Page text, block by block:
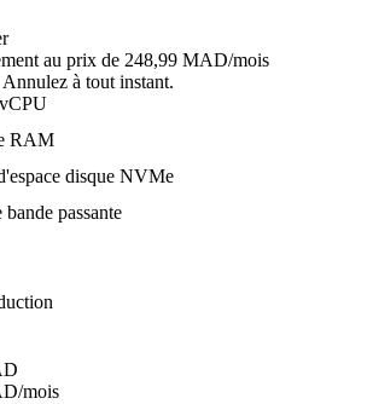
au prix de 248,99 MAD/mois
à tout instant.
RAM
disque NVMe
bande passante
/mois